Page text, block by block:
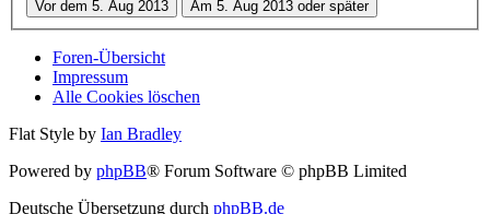
Foren-Übersicht
Impressum
Alle Cookies löschen
Flat Style by Ian Bradley
Powered by phpBB® Forum Software © phpBB Limited
Deutsche Übersetzung durch phpBB.de